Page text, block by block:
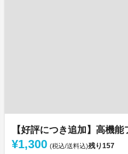
【好評につき追加】高機
¥1,300 (税込/送料込)残り157